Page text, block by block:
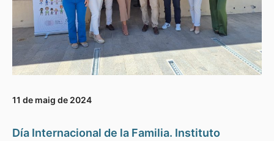
11 de maig de 2024
Día Internacional de la Familia. Instituto